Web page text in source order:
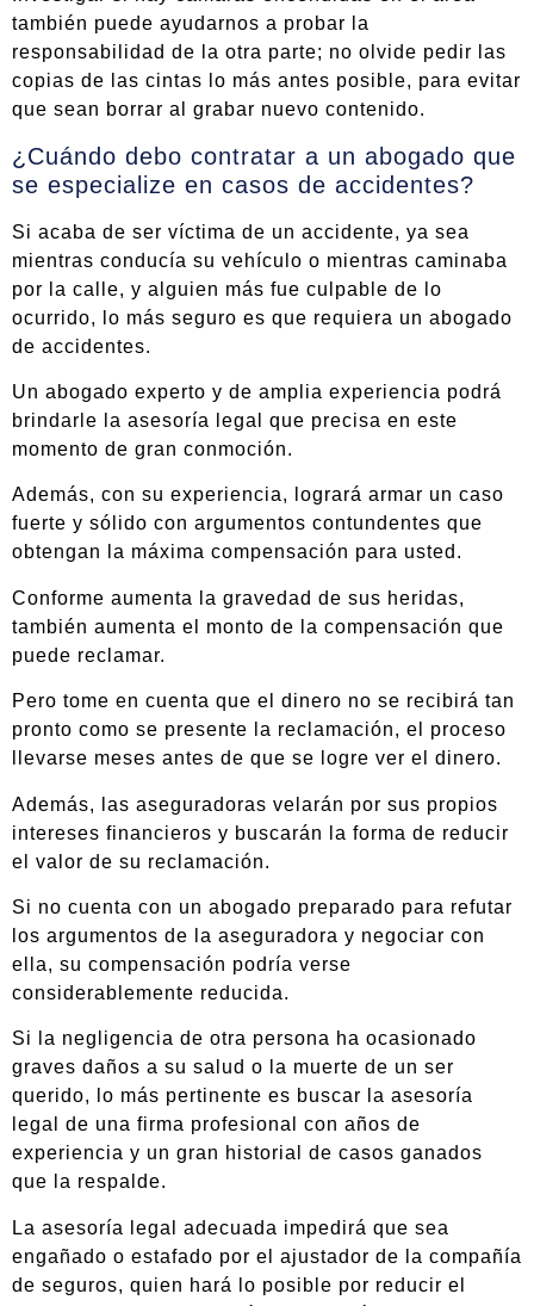
también puede ayudarnos a probar la
responsabilidad de la otra parte; no olvide pedir las
copias de las cintas lo más antes posible, para evitar
que sean borrar al grabar nuevo contenido.
¿Cuándo debo contratar a un abogado que
se especialize en casos de accidentes?
Si acaba de ser víctima de un accidente, ya sea
mientras conducía su vehículo o mientras caminaba
por la calle, y alguien más fue culpable de lo
ocurrido, lo más seguro es que requiera un abogado
de accidentes.
Un abogado experto y de amplia experiencia podrá
brindarle la asesoría legal que precisa en este
momento de gran conmoción.
Además, con su experiencia, logrará armar un caso
fuerte y sólido con argumentos contundentes que
obtengan la máxima compensación para usted.
Conforme aumenta la gravedad de sus heridas,
también aumenta el monto de la compensación que
puede reclamar.
Pero tome en cuenta que el dinero no se recibirá tan
pronto como se presente la reclamación, el proceso
llevarse meses antes de que se logre ver el dinero.
Además, las aseguradoras velarán por sus propios
intereses financieros y buscarán la forma de reducir
el valor de su reclamación.
Si no cuenta con un abogado preparado para refutar
los argumentos de la aseguradora y negociar con
ella, su compensación podría verse
considerablemente reducida.
Si la negligencia de otra persona ha ocasionado
graves daños a su salud o la muerte de un ser
querido, lo más pertinente es buscar la asesoría
legal de una firma profesional con años de
experiencia y un gran historial de casos ganados
que la respalde.
La asesoría legal adecuada impedirá que sea
engañado o estafado por el ajustador de la compañía
de seguros, quien hará lo posible por reducir el